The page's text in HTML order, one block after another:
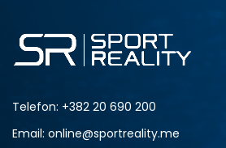
Telefon: +382 20 690 200
Email: online@sportreality.me